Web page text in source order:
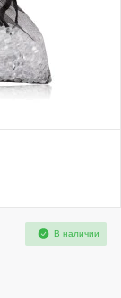
В наличии